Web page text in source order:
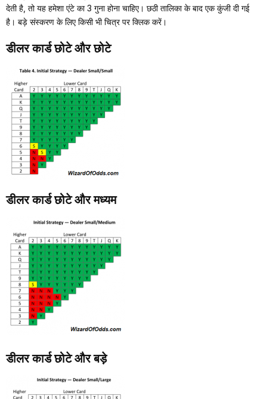
देती है, तो यह हमेशा एंटे का 3 गुना होना चाहिए। छठी तालिका के बाद एक कुंजी दी गई
है। बड़े संस्करण के लिए किसी भी चित्र पर क्लिक करें।
डीलर कार्ड छोटे और छोटे
डीलर कार्ड छोटे और मध्यम
डीलर कार्ड छोटे और बड़े